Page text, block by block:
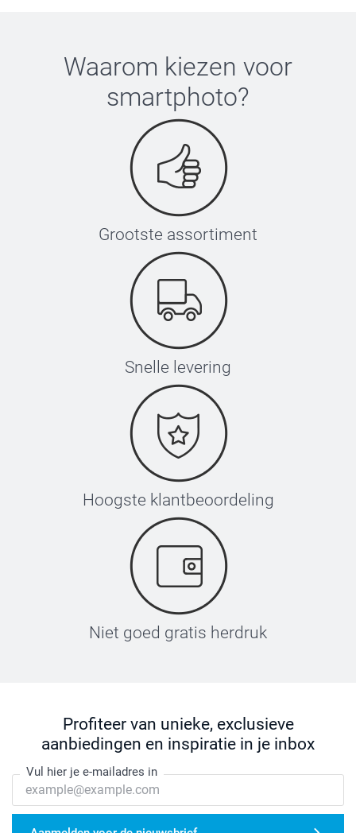
Waarom kiezen voor
smartphoto?
Grootste assortiment
Snelle levering
Hoogste klantbeoordeling
Niet goed gratis herdruk
Profiteer van unieke, exclusieve
aanbiedingen en inspiratie in je inbox
Vul hier je e-mailadres in